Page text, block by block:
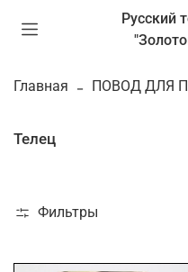
Русский
Главная ПОВОД ДЛЯ
Телец
Фильтры